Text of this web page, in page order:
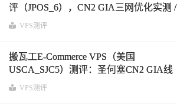
评（JPOS_6），CN2 GIA三网优化实测 /
延迟分析 / 路由解析 / IP质量检测
VPS测评
搬瓦工E-Commerce VPS（美国
USCA_SJC5）测评：圣何塞CN2 GIA线
路实测延迟158ms，三网回程解析与路由
VPS测评